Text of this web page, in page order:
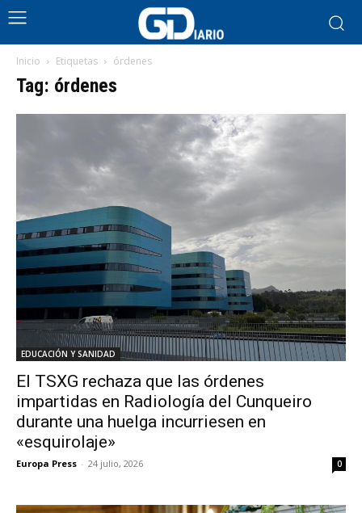
Inicio Etiquetas órdenes
Tag: órdenes
EDUCACIÓN Y SANIDAD
El TSXG rechaza que las órdenes
impartidas en Radiología del Cunqueiro
durante una huelga incurriesen en
«esquirolaje»
Europa Press - 24 julio, 2026 0